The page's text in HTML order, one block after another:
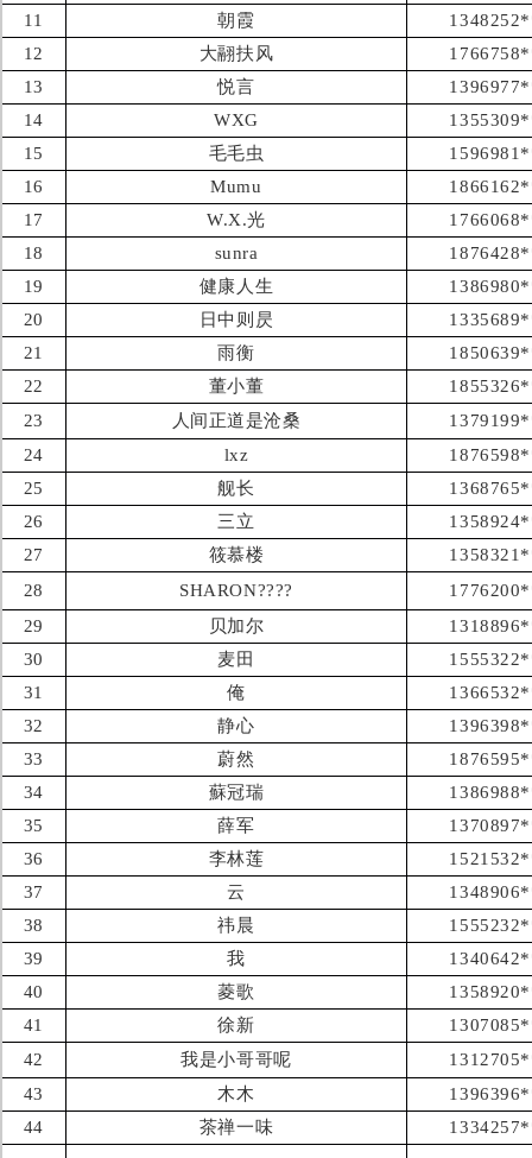
11
朝霞
12
大翮扶风
13
悦言
14
WXG
15
毛毛虫
16
Mumu
17
W.X.光
18
sunra
19
健康人生
20
日中则昃
21
雨衡
22
董小董
23
人间正道是沧桑
24
lxz
25
舰长
26
三立
27
筱慕楼
28
SHARON????
29
贝加尔
30
麦田
31
俺
32
静心
33
蔚然
34
蘇冠瑞
35
薛军
36
李林莲
37
云
38
祎晨
39
我
40
菱歌
41
徐新
42
我是小哥哥呢
43
木木
44
茶禅一味